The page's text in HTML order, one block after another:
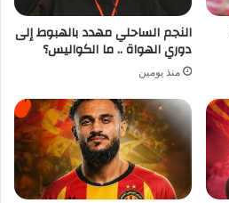
النجم الساحلي مهدد بالهبوط إلى
دوري الهواة .. ما الكواليس؟
منذ يومين